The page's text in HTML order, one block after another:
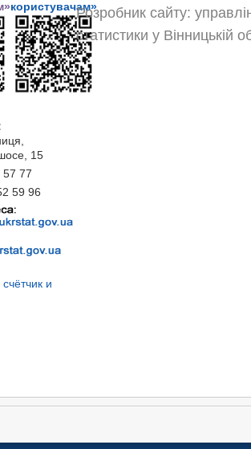
користувачам»
15
57 77
59 96
Розробник сайту:
статистики у Вінницькій